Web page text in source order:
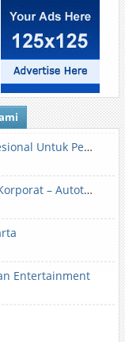
Klinik Dermatologi & Estetika Profesional Untuk Perawatan Kulit dan Kecantikan
Sewa Mobil Jakarta & Sewa Mobil Korporat – Autotranz Indonesia
Entertainment